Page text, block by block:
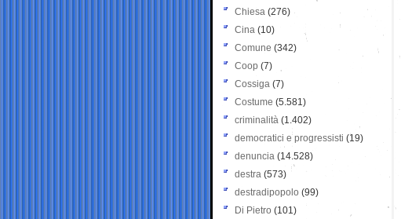
Chiesa (276)
Cina (10)
Comune (342)
Coop (7)
Cossiga (7)
Costume (5.581)
criminalità (1.402)
democratici e progressisti (19)
denuncia (14.528)
destra (573)
destradipopolo (99)
Di Pietro (101)